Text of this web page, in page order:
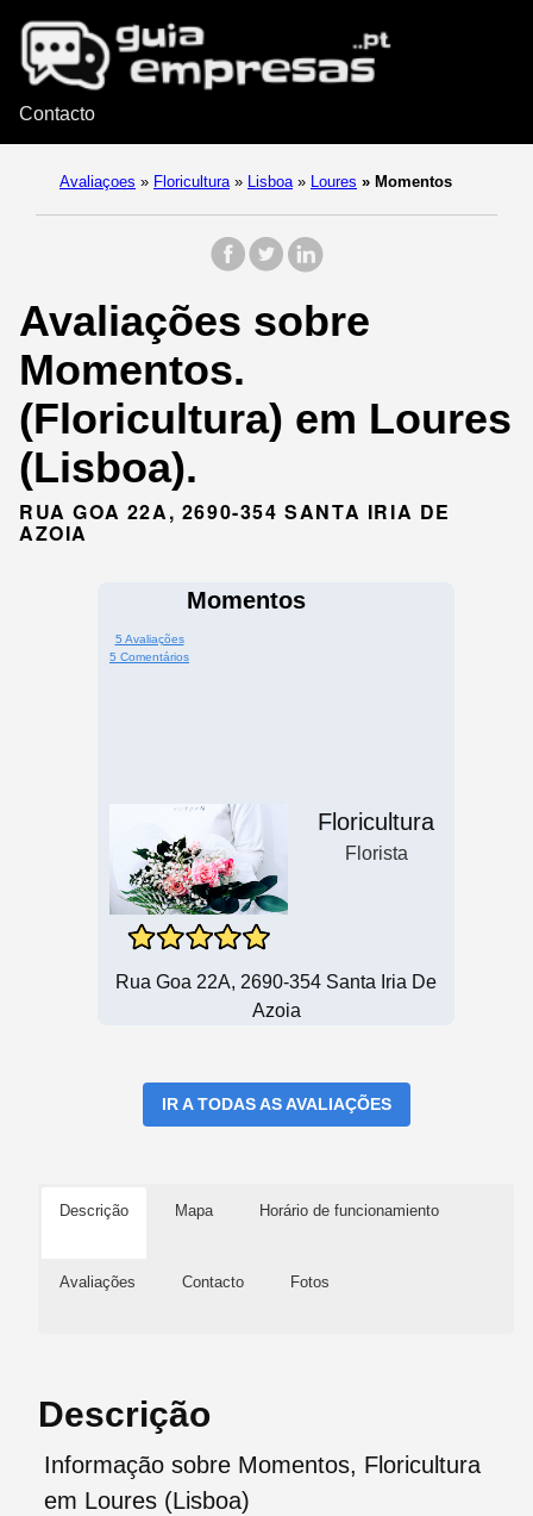
Contacto
Avaliaçoes » Floricultura » Lisboa » Loures » Momentos
Avaliações sobre
Momentos.
(Floricultura) em Loures
(Lisboa).
RUA GOA 22A, 2690-354 SANTA IRIA DE
AZOIA
Momentos
5 Avaliações
5 Comentários
Floricultura
Florista
Rua Goa 22A, 2690-354 Santa Iria De
Azoia
IR A TODAS AS AVALIAÇÕES
Descrição Mapa Horário de funcionamiento
Avaliações Contacto Fotos
Descrição
Informação sobre Momentos, Floricultura
em Loures (Lisboa)